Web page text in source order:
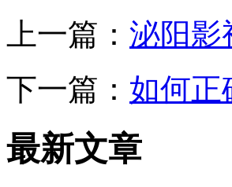
上一篇： 泌阳影
下一篇： 如何正
最新文章